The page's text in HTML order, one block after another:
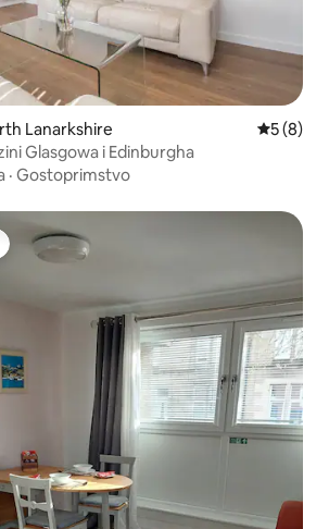
Lanarkshire
5 (8)
Glasgowa i Edinburgha
· Gostoprimstvo